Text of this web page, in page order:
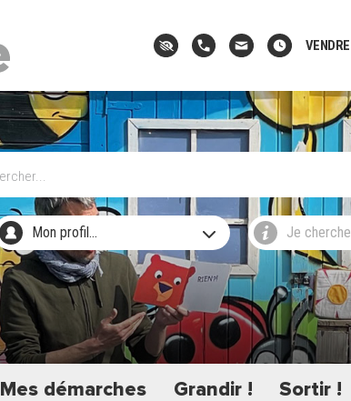
Mon profil... Je cherche
Mes démarches Grandir ! Sortir !